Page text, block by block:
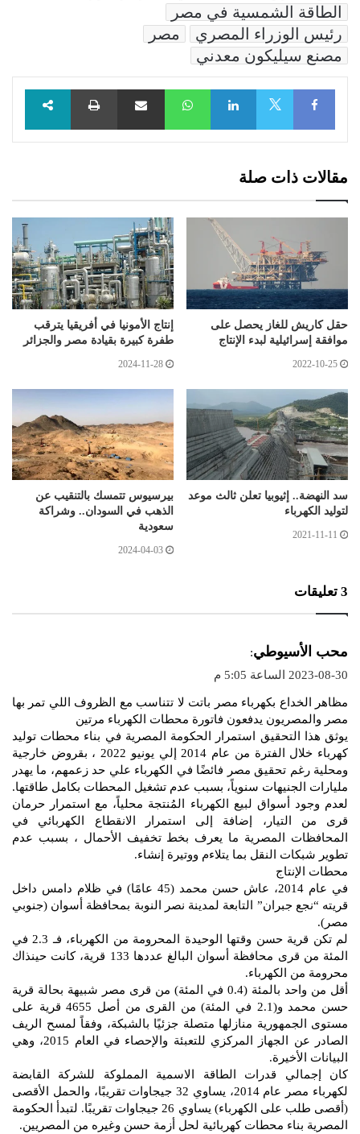
الطاقة الشمسية في مصر
رئيس الوزراء المصري
مصر
مصنع سيليكون معدني
Facebook
LinkedIn
WhatsAppمشاركة عبر البريد طباعة
مقالات ذات صلة
حقل كاريش للغاز يحصل على
موافقة إسرائيلية لبدء الإنتاج
2022-10-25
إنتاج الأمونيا في أفريقيا يترقب
طفرة كبيرة بقيادة مصر والجزائر
2024-11-28
سد النهضة.. إثيوبيا تعلن ثالث موعد
لتوليد الكهرباء
2021-11-11
بيرسيوس تتمسك بالتنقيب عن
الذهب في السودان.. وشراكة
سعودية
2024-04-03
‫3 تعليقات
ي
ق
محب الأسيوطي:
2023-08-30 الساعة 5:05 م
مظاهر الخداع بكهرباء مصر باتت لا تتناسب مع الظروف اللي تمر بها
مصر والمصريون يدفعون فاتورة محطات الكهرباء مرتين
يوثق هذا التحقيق استمرار الحكومة المصرية في بناء محطات توليد
كهرباء خلال الفترة من عام 2014 إلي يونيو 2022 ، بقروض خارجية
ومحلية رغم تحقيق مصر فائضًا في الكهرباء علي حد زعمهم، ما يهدر
مليارات الجنيهات سنوياً، بسبب عدم تشغيل المحطات بكامل طاقتها.
لعدم وجود أسواق لبيع الكهرباء المُنتجة محلياً، مع استمرار حرمان
قرى من التيار، إضافة إلى استمرار الانقطاع الكهربائي في
المحافظات المصرية ما يعرف بخط تخفيف الأحمال ، بسبب عدم
تطوير شبكات النقل بما يتلاءم ووتيرة إنشاء.
محطات الإنتاج
في عام 2014، عاش حسن محمد (45 عامًا) في ظلام دامس داخل
قريته “نجع جبران” التابعة لمدينة نصر النوبة بمحافظة أسوان (جنوبي
مصر).
لم تكن قرية حسن وقتها الوحيدة المحرومة من الكهرباء، فـ 2.3 في
المئة من قرى محافظة أسوان البالغ عددها 133 قرية، كانت حينذاك
محرومة من الكهرباء.
أقل من واحد بالمئة (0.4 في المئة) من قرى مصر شبيهة بحالة قرية
حسن محمد و(2.1 في المئة) من القرى من أصل 4655 قرية على
مستوى الجمهورية منازلها متصلة جزئيًا بالشبكة، وفقاً لمسح الريف
الصادر عن الجهاز المركزي للتعبئة والإحصاء في العام 2015، وهي
البيانات الأخيرة.
كان إجمالي قدرات الطاقة الاسمية المملوكة للشركة القابضة
لكهرباء مصر عام 2014، يساوي 32 جيجاوات تقريبًا، والحمل الأقصى
(أقصى طلب على الكهرباء) يساوي 26 جيجاوات تقريبًا. لتبدأ الحكومة
المصرية بناء محطات كهربائية لحل أزمة حسن وغيره من المصريين.